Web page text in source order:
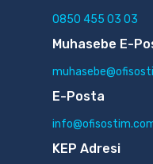
0850 455 03 03
Muhasebe E-
E-Posta
KEP Adresi